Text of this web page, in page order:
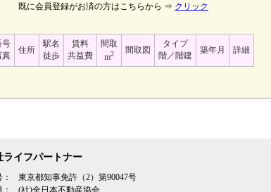
既に会員登録がお済の方はこちらから ⇒ クリック
号
真
住所
駅名
徒歩
賃料
共益費
間取
m2 間取図
タイプ
階／階建
築年月 詳細
ライフパートナー
東京都知事免許（2）第90047号
(社)全日本不動産協会